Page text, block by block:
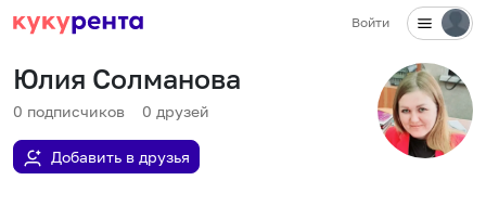
Войти
Юлия Солманова
0 подписчиков 0 друзей
Добавить в друзья